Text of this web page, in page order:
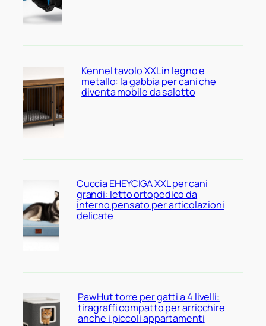
Kennel tavolo XXL in legno e
metallo: la gabbia per cani che
diventa mobile da salotto
Cuccia EHEYCIGA XXL per cani
grandi: letto ortopedico da
interno pensato per articolazioni
delicate
PawHut torre per gatti a 4 livelli:
tiragraffi compatto per arricchire
anche i piccoli appartamenti